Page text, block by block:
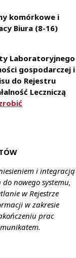
komórkowe i
Biura (8-16)
Laboratoryjnego
gospodarczej i
do Rejestru
Leczniczą
i integracją
nowego systemu,
w Rejestrze
w zakresie
prac
NFZ
cywilno-
wynikającego z
dodatku nie